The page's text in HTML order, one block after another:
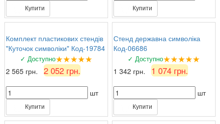
Купити Купити
Комплект пластикових стендів
"Куточок символіки" Код-19784
✓ Доступно★★★★★
2 565 грн. 2 052 грн.
шт
Купити
Стенд державна символіка
Код-06686
✓ Доступно★★★★★
1 342 грн. 1 074 грн.
шт
Купити